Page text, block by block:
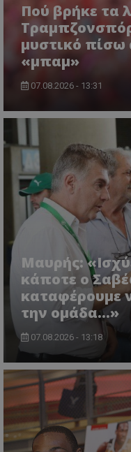
Πού βρήκε τα
μυστικό πίσω
«μπαμ»
07.08.2026 - 13:31
Μαυρής:
κάποτε ο
καταφέρουμε
την ομάδα…»
07.08.2026 - 13:18